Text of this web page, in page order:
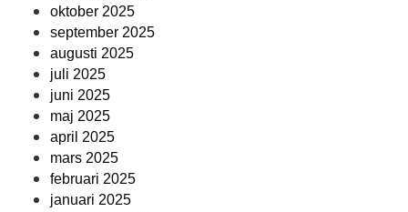
oktober 2025
september 2025
augusti 2025
juli 2025
juni 2025
maj 2025
april 2025
mars 2025
februari 2025
januari 2025